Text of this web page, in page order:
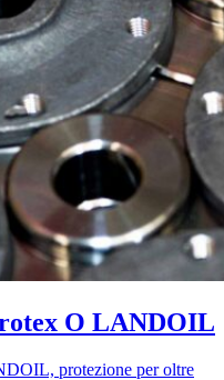
O LANDOIL
protezione per oltre